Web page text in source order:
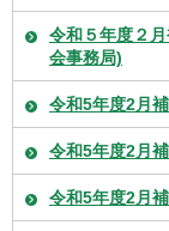
令和５年度２
会事務局)
令和5年度2月
令和5年度2月
令和5年度2月